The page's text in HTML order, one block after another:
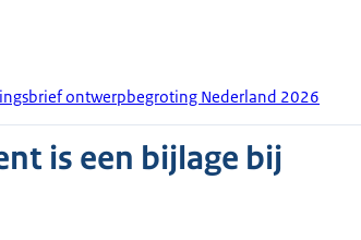
ontwerpbegroting Nederland 2026
is een bijlage bij